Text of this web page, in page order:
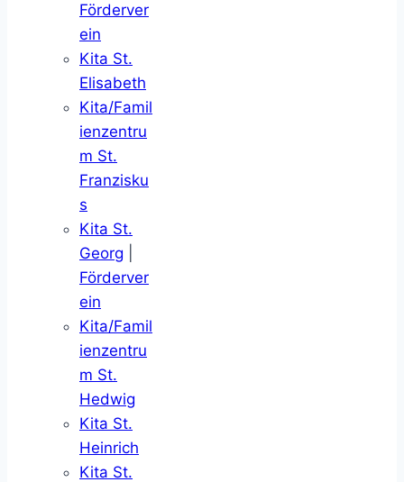
Förderver
ein
Kita St.
Elisabeth
Kita/Famil
ienzentru
m St.
Franzisku
s
Kita St.
Georg
Förderver
ein
Kita/Famil
ienzentru
m St.
Hedwig
Kita St.
Heinrich
Kita St.